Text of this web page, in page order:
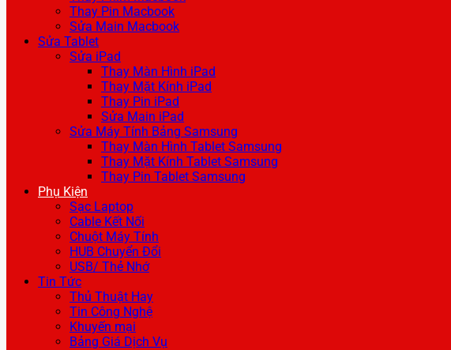
Thay Pin Macbook
Sửa Main Macbook
Sửa Tablet
Sửa iPad
Thay Màn Hình iPad
Thay Mặt Kính iPad
Thay Pin iPad
Sửa Main iPad
Sửa Máy Tính Bảng Samsung
Thay Màn Hình Tablet Samsung
Thay Mặt Kính Tablet Samsung
Thay Pin Tablet Samsung
Phụ Kiện
Sạc Laptop
Cable Kết Nối
Chuột Máy Tính
HUB Chuyển Đổi
USB/ Thẻ Nhớ
Tin Tức
Thủ Thuật Hay
Tin Công Nghệ
Khuyến mại
Bảng Giá Dịch Vụ